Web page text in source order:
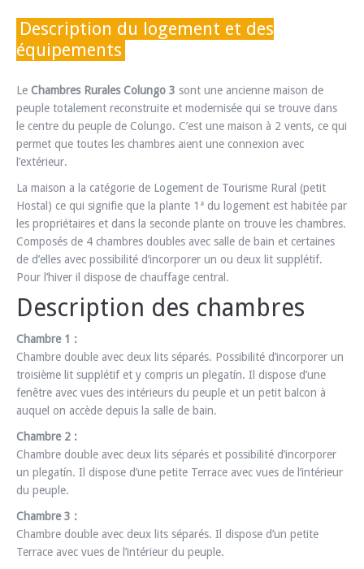
Description du logement et des
équipements
Le Chambres Rurales Colungo 3 sont une ancienne maison de
peuple totalement reconstruite et modernisée qui se trouve dans
le centre du peuple de Colungo. C’est une maison à 2 vents, ce qui
permet que toutes les chambres aient une connexion avec
l’extérieur.
La maison a la catégorie de Logement de Tourisme Rural (petit
Hostal) ce qui signifie que la plante 1ª du logement est habitée par
les propriétaires et dans la seconde plante on trouve les chambres.
Composés de 4 chambres doubles avec salle de bain et certaines
de d’elles avec possibilité d’incorporer un ou deux lit supplétif.
Pour l’hiver il dispose de chauffage central.
Description des chambres
Chambre 1 :
Chambre double avec deux lits séparés. Possibilité d’incorporer un
troisième lit supplétif et y compris un plegatín. Il dispose d’une
fenêtre avec vues des intérieurs du peuple et un petit balcon à
auquel on accède depuis la salle de bain.
Chambre 2 :
Chambre double avec deux lits séparés et possibilité d’incorporer
un plegatín. Il dispose d’une petite Terrace avec vues de l’intérieur
du peuple.
Chambre 3 :
Chambre double avec deux lits séparés. Il dispose d’un petite
Terrace avec vues de l’intérieur du peuple.